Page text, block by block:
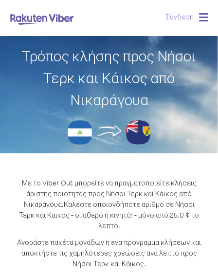
Σύνδεση
Τρόπος κλήσης προς Νήσοι
Τερκ και Κάικος από
Νικαράγουα
Με το Viber Out μπορείτε να πραγματοποιείτε κλήσεις
άριστης ποιότητας προς Νήσοι Τερκ και Κάικος από
Νικαράγουα.Καλέστε οποιονδήποτε αριθμό σε Νήσοι
Τερκ και Κάικος - σταθερό ή κινητό! - μόνο από 25.0 ¢ το
λεπτό.
Αγοράστε πακέτα μονάδων ή ένα πρόγραμμα κλήσεων και
αποκτήστε τις χαμηλότερες χρεώσεις ανά λεπτό προς
Νήσοι Τερκ και Κάικος.